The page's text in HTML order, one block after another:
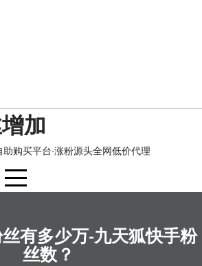
加
助购买平台-涨粉源头全网低价代理
有多少万-九天狐快手粉
丝数？